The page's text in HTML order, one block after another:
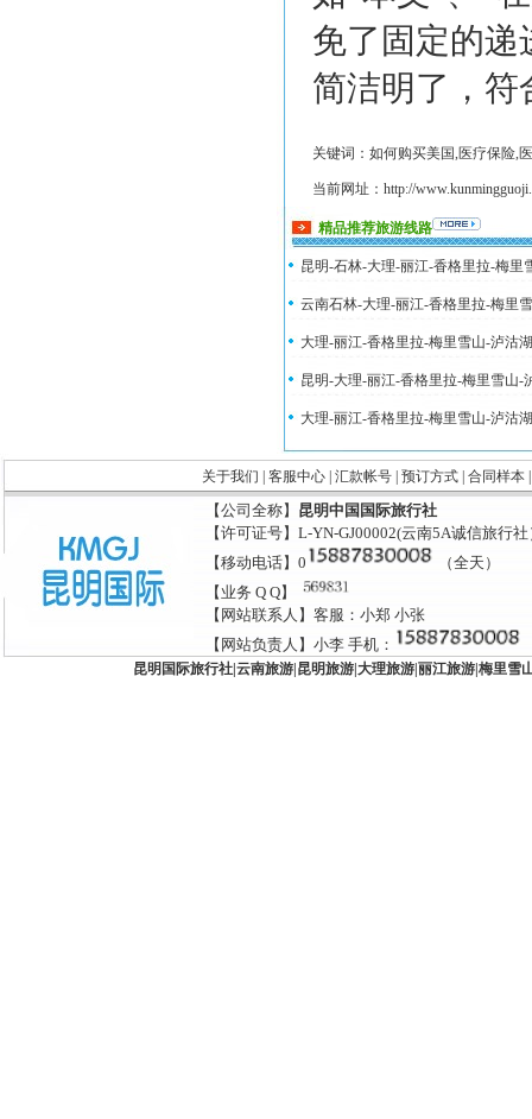
免了固定的递
简洁明了，符
关键词：如何购买美国,医疗保险,
当前网址：http://
精品推荐旅游线路
昆明-石林-大理-丽江-香格里拉-梅里
云南石林-大理-丽江-香格里拉-梅里
大理-丽江-香格里拉-梅里雪山-泸沽
昆明-大理-丽江-香格里拉-梅里雪山-
大理-丽江-香格里拉-梅里雪山-泸沽
关于我们 客服中心| 汇款帐号| 预订方式| 合同样本
【公司全称】 昆明中国国际旅行社
【许可证号】L-YN-GJ00002(云南5A诚信旅行社
【移动电话】0
（全天）
【业务 Q Q】
【网站联系人】客服：小郑 小张
【网站负责人】小李 手机：
昆明国际旅行社| 云南旅游| 昆明旅游| 大理旅游| 丽江旅游| 梅里雪